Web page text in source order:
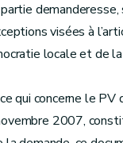
visées à
locale et de la
qui concerne le PV
2007,